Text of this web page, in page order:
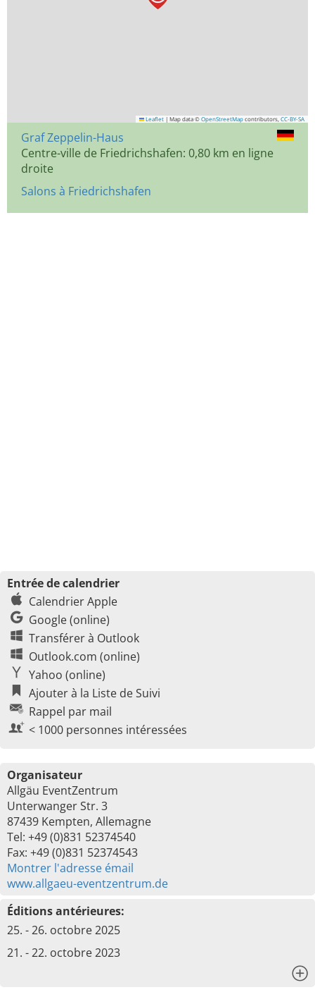
Leaflet | Map data © OpenStreetMap contributors, CC-BY-SA
Graf Zeppelin-Haus
Centre-ville de Friedrichshafen: 0,80 km en ligne
droite
Salons à Friedrichshafen
Entrée de calendrier
Calendrier Apple
Google (online)
Transférer à Outlook
Outlook.com (online)
Yahoo (online)
Ajouter à la Liste de Suivi
Rappel par mail
< 1000 personnes intéressées
Organisateur
Allgäu EventZentrum
Unterwanger Str. 3
87439 Kempten, Allemagne
Tel: +49 (0)831 52374540
Fax: +49 (0)831 52374543
Montrer l'adresse émail
www.allgaeu-eventzentrum.de
Éditions antérieures:
25. - 26. octobre 2025
21. - 22. octobre 2023